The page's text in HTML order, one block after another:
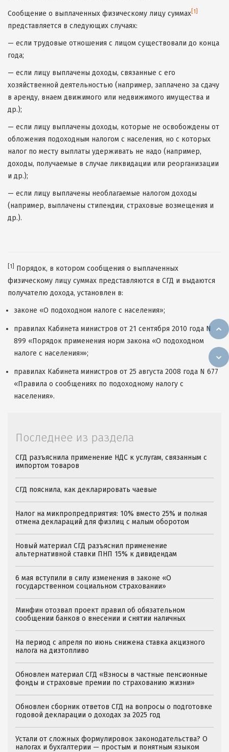
Сообщение о выплаченных физическому лицу суммах [1]
представляется в следующих случаях:
— если трудовые отношения с лицом существовали до конца
года;
— если лицу выплачены доходы, связанные с его
хозяйственной деятельностью (например, заплачено за сдачу
в аренду, внаем движимого или недвижимого имущества и
др.);
— если лицу выплачены доходы, которые не освобождены от
обложения подоходным налогом с населения, но с которых
налог по месту выплаты удерживать не надо (например,
доходы, получаемые в случае ликвидации или реорганизации
и др.);
— если лицу выплачены необлагаемые налогом доходы
(например, выплачены стипендии, страховые возмещения и
др.).
[1]
Порядок, в котором сообщения о выплаченных
физическому лицу суммах представляются в СГД и выдаются
получателю дохода, установлен в:
законе «О подоходном налоге с населения»;
правилах Кабинета министров от 21 сентября 2010 года N
899 «Порядок применения норм закона «О подоходном
налоге с населения»»;
правилах Кабинета министров от 25 августа 2008 года N 677
«Правила о сообщениях по подоходному налогу с
населения».
Последнее из раздела
СГД разъяснила применение НДС к услугам, связанным с
импортом товаров
СГД пояснила, как декларировать чаевые
Налог на микпропредприятия: 10% вместо 25% и полная
отмена деклараций для физлиц с малым оборотом
Новый материал СГД разъяснил применение
альтернативной ставки ПНП 15% к дивидендам
6 мая вступили в силу изменения в законе «О
государственном социальном страховании»
Минфин отозвал проект правил об обязательном
сообщении банков о внесении и снятии наличных
На период с апреля по июнь снижена ставка акцизного
налога на дизтопливо
Обновлен материал СГД «Взносы в частные пенсионные
фонды и страховые премии по страхованию жизни»
Обновлен сборник ответов СГД на вопросы о подготовке
годовой декларации о доходах за 2025 год
Устали от сложных формулировок законодательства? О
налогах и бухгалтерии — простым и понятным языком